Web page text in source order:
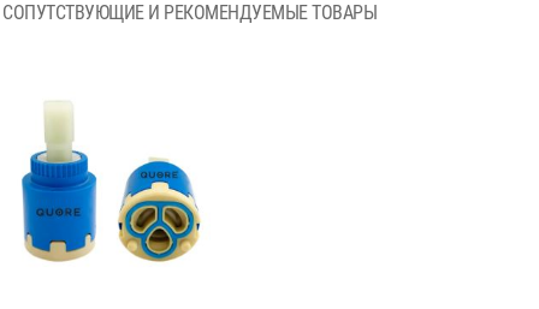
СОПУТСТВУЮЩИЕ И РЕКОМЕНДУЕМЫЕ ТОВАРЫ